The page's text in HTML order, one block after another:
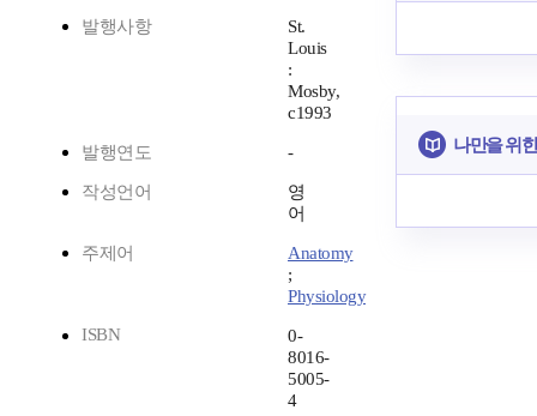
발행사항
St.
Louis
:
Mosby,
c1993
발행연도 -
작성언어
영
어
주제어
Anatomy
;
Physiology
ISBN
0-
8016-
5005-
4
나만을 위